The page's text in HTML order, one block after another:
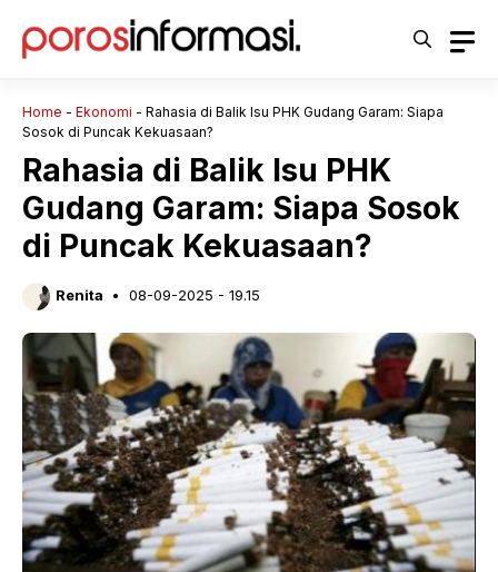
Home - Ekonomi - Rahasia di Balik Isu PHK Gudang Garam: Siapa
Sosok di Puncak Kekuasaan?
Rahasia di Balik Isu PHK
Gudang Garam: Siapa Sosok
di Puncak Kekuasaan?
Renita 08-09-2025 - 19.15